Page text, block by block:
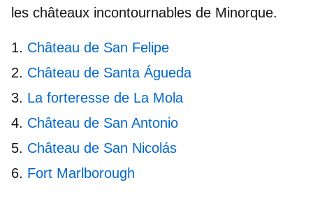
les châteaux incontournables de Minorque.
Château de San Felipe
Château de Santa Águeda
La forteresse de La Mola
Château de San Antonio
Château de San Nicolás
Fort Marlborough